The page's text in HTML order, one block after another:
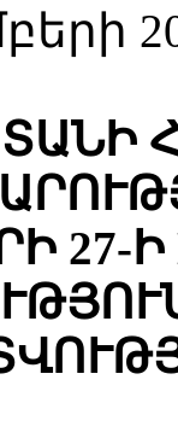
27-Ի